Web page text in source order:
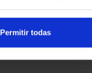
Permitir todas